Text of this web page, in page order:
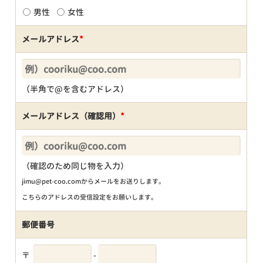
男性 女性
メールアドレス*
（半角で@を含むアドレス）
メールアドレス（確認用） *
（確認のため同じ物を入力）
jimu@pet-coo.comからメールをお送りします。
こちらのアドレスの受信設定をお願いします。
郵便番号
〒 -